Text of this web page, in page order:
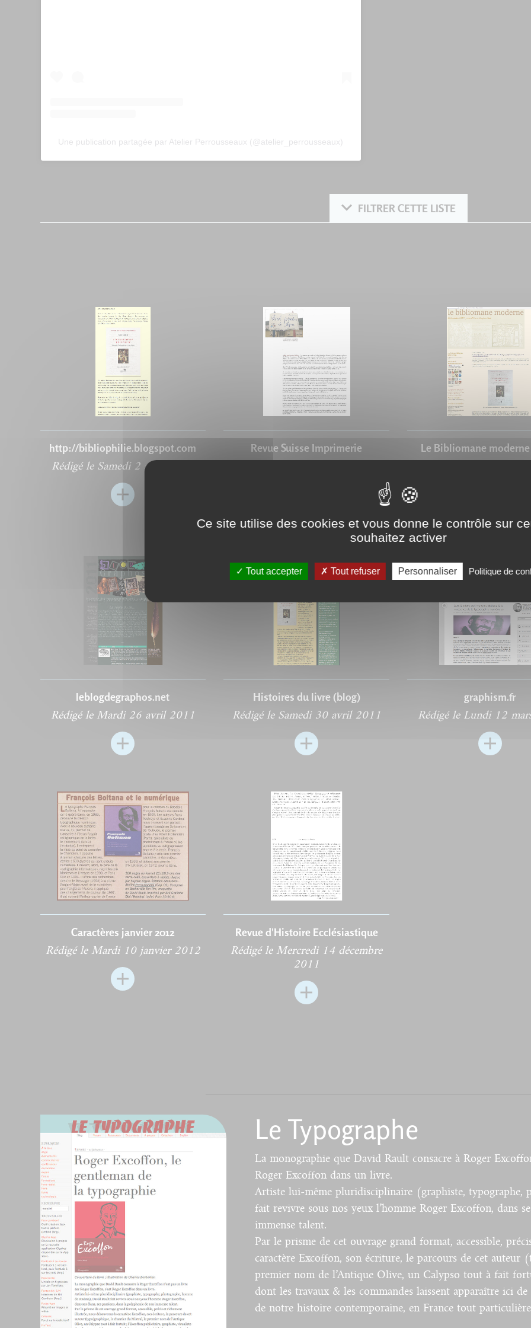
Une publication partagée par Atelier Perrousseaux (@atelier_perrousseaux)
FILTRER CETTE LISTE
http://bibliophilie.blogspot.com
Rédigé le Samedi 2 avril 2011
Revue Suisse Imprimerie Le Bibliomane
leblogdegraphos.net
Rédigé le Mardi 26 avril 2011
Histoires du livre (blog)
Rédigé le Samedi 30 avril 2011
graphism.fr
Rédigé le Lundi 12
Caractères janvier 2012
Rédigé le Mardi 10 janvier 2012
Revue d'Histoire Ecclésiastique
Rédigé le Mercredi 14 décembre
2011
Le Typographe
La monographie que David Rault consacre à Roger
Roger Excoffon dans un livre.
Artiste lui-même pluridisciplinaire (graphiste, typographe,
fait revivre sous nos yeux l’homme Roger Excoffon, dans
immense talent.
Par le prisme de cet ouvrage grand format, accessible,
caractère Excoffon, son écriture, le parcours de cet
premier nom de l’Antique Olive, un Calypso tout à fait
dont les travaux & les commandes laissent apparaître ici
de notre histoire contemporaine, en France tout
Ce site utilise des cookies et vous donne le contrôle sur
souhaitez activer
Tout accepter Tout refuser Personnaliser Politique de